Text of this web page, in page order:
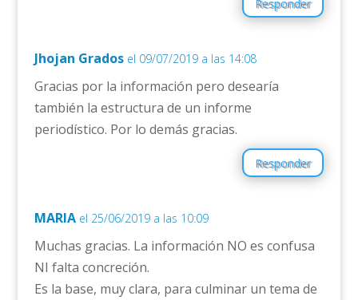
Responder
Jhojan Grados el 09/07/2019 a las 14:08
Gracias por la información pero desearía
también la estructura de un informe
periodístico. Por lo demás gracias.
Responder
MARIA el 25/06/2019 a las 10:09
Muchas gracias. La información NO es confusa
NI falta concreción.
Es la base, muy clara, para culminar un tema de